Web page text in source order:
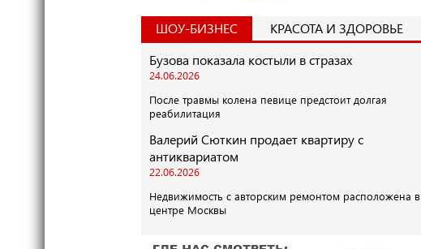
ШОУ-БИЗНЕС КРАСОТА И ЗДОРОВЬЕ
Бузова показала костыли в стразах
24.06.2026
После травмы колена певице предстоит долгая
реабилитация
Валерий Сюткин продает квартиру с
антиквариатом
22.06.2026
Недвижимость с авторским ремонтом расположена в
центре Москвы